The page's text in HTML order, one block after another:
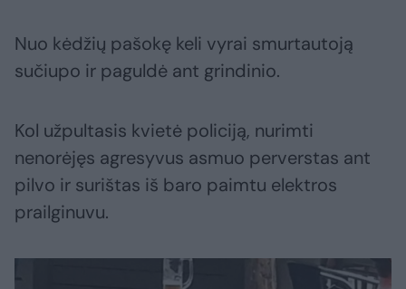
Nuo kėdžių pašokę keli vyrai smurtautoją
sučiupo ir paguldė ant grindinio.
Kol užpultasis kvietė policiją, nurimti
nenorėjęs agresyvus asmuo perverstas ant
pilvo ir surištas iš baro paimtu elektros
prailginuvu.